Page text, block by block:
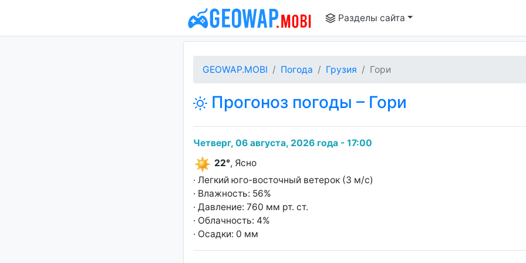
Разделы сайта
GEOWAP.MOBI Погода Грузия Гори
Прогоноз погоды – Гори
Четверг, 06 августа, 2026 года - 17:00
22°, Ясно
· Легкий юго-восточный ветерок (3 м/с)
· Влажность: 56%
· Давление: 760 мм рт. ст.
· Облачность: 4%
· Осадки: 0 мм